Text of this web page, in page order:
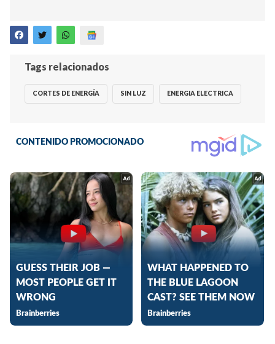
Tags relacionados
CORTES DE ENERGÍA SIN LUZ ENERGIA ELECTRICA